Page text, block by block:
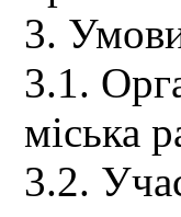
3.
3.1.
міська
3.2.